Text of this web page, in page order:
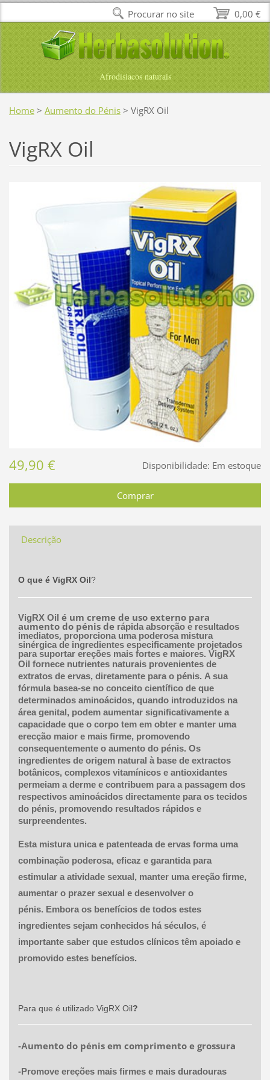
Afrodisiacos naturais
Home > Aumento do Pénis > VigRX Oil
VigRX Oil
Disponibilidade: Em estoque
49,90 €
Descrição
O que é VigRX Oil?
VigRX Oil é um creme de uso externo para
aumento do pénis de rápida absorção e resultados
imediatos, proporciona uma poderosa mistura
sinérgica de ingredientes especificamente projetados
para suportar ereções mais fortes e maiores. VigRX
Oil fornece nutrientes naturais provenientes de
extratos de ervas, diretamente para o pénis. A sua
fórmula basea-se no conceito científico de que
determinados aminoácidos, quando introduzidos na
área genital, podem aumentar significativamente a
capacidade que o corpo tem em obter e manter uma
erecção maior e mais firme, promovendo
consequentemente o aumento do pénis. Os
ingredientes de origem natural à base de extractos
botânicos, complexos vitamínicos e antioxidantes
permeiam a derme e contribuem para a passagem dos
respectivos aminoácidos directamente para os tecidos
do pénis, promovendo resultados rápidos e
surpreendentes.
Esta mistura unica e patenteada de ervas forma uma
combinação poderosa, eficaz e garantida para
estimular a atividade sexual, manter uma ereção firme,
aumentar o prazer sexual e desenvolver o
pénis. Embora os benefícios de todos estes
ingredientes sejam conhecidos há séculos, é
importante saber que estudos clínicos têm apoiado e
promovido estes benefícios.
Para que é utilizado VigRX Oil?
-Aumento do pénis em comprimento e grossura
-Promove ereções mais firmes e mais duradouras
0,00 €
Procurar no site